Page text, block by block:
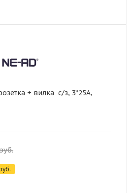
+ вилка с/з, 3*25А,